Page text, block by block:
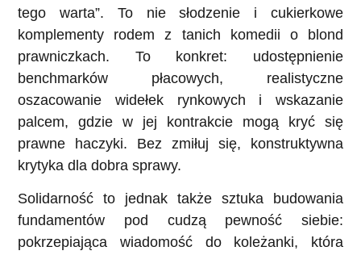
tego warta”. To nie słodzenie i cukierkowe
komplementy rodem z tanich komedii o blond
prawniczkach. To konkret: udostępnienie
benchmarków płacowych, realistyczne
oszacowanie widełek rynkowych i wskazanie
palcem, gdzie w jej kontrakcie mogą kryć się
prawne haczyki. Bez zmiłuj się, konstruktywna
krytyka dla dobra sprawy.
Solidarność to jednak także sztuka budowania
fundamentów pod cudzą pewność siebie:
pokrzepiająca wiadomość do koleżanki, która